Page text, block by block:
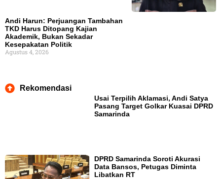
Andi Harun: Perjuangan Tambahan
TKD Harus Ditopang Kajian
Akademik, Bukan Sekadar
Kesepakatan Politik
Agustus 4, 2026
Rekomendasi
Usai Terpilih Aklamasi, Andi Satya
Pasang Target Golkar Kuasai DPRD
Samarinda
DPRD Samarinda Soroti Akurasi
Data Bansos, Petugas Diminta
Libatkan RT